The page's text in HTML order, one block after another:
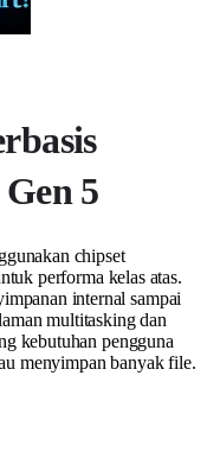
5
chipset
performa kelas atas.
internal sampai
multitasking dan
kebutuhan pengguna
menyimpan banyak file.